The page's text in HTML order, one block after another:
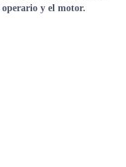
y el motor.